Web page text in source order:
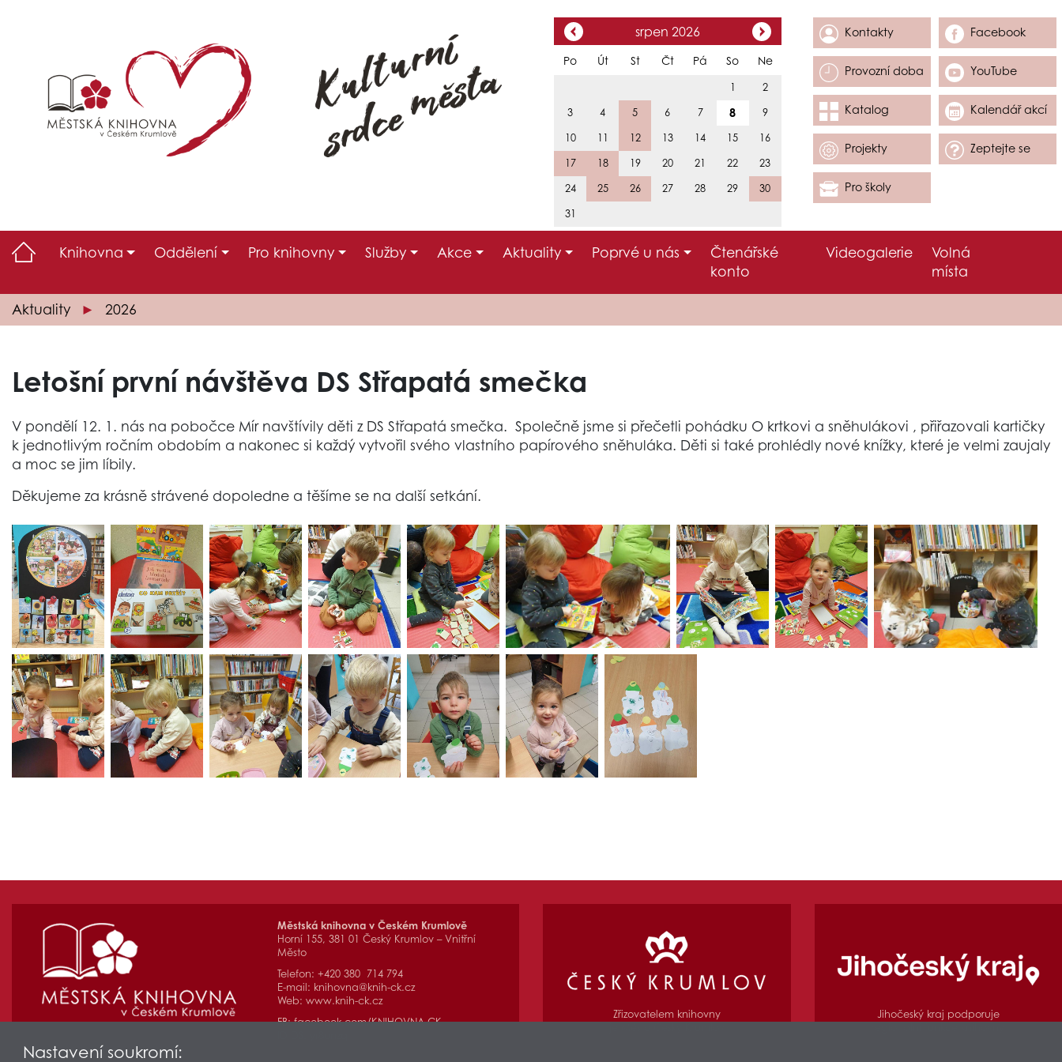
srpen 2026
Po Út St Čt Pá So Ne
1 2
3 4 5 6 7 8 9
10 11 12 13 14 15 16
17 18 19 20 21 22 23
24 25 26 27 28 29 30
31
Kontakty Facebook
Provozní doba YouTube
Katalog Kalendář akcí
Projekty Zeptejte se
Pro školy
Knihovna Oddělení Pro knihovny Služby Akce Aktuality Poprvé u nás
Čtenářské
konto
Videogalerie
Volná
místa
Aktuality 2026
Letošní první návštěva DS Střapatá smečka
V pondělí 12. 1. nás na pobočce Mír navštívily děti z DS Střapatá smečka. Společně jsme si přečetli pohádku O krtkovi a sněhulákovi , přiřazovali kartičky
k jednotlivým ročním obdobím a nakonec si každý vytvořil svého vlastního papírového sněhuláka. Děti si také prohlédly nové knížky, které je velmi zaujaly
a moc se jim líbily.
Děkujeme za krásně strávené dopoledne a těšíme se na další setkání.
Městská knihovna v Českém Krumlově
Horní 155, 381 01 Český Krumlov – Vnitřní
Město
Telefon: +420 380 714 794
E-mail: knihovna@knih-ck.cz
Web: www.knih-ck.cz
FB:facebook.com/KNIHOVNA.CK
Zřizovatelem knihovny
Jihočeský kraj podporuje
Nastavení soukromí: